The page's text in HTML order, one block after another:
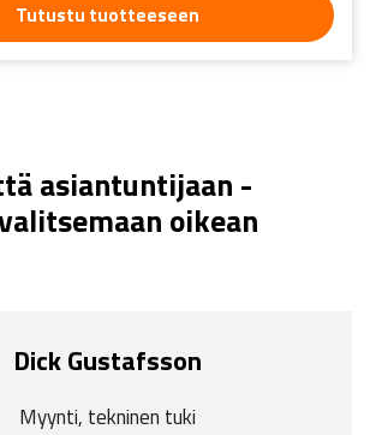
Tutustu tuotteeseen
asiantuntijaan -
oikean
Dick Gustafsson
Myynti, tekninen tuki